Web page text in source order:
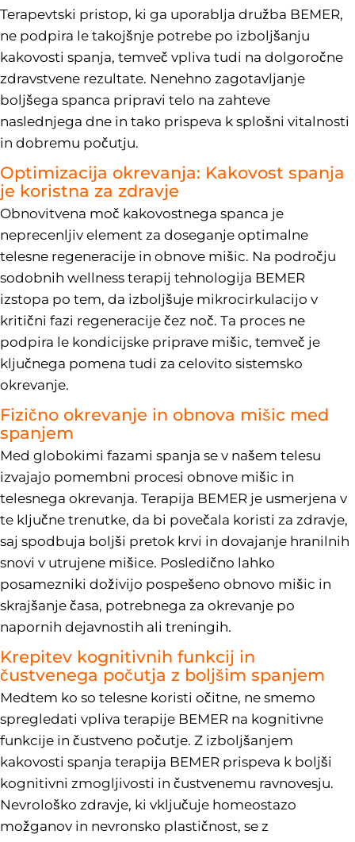
Terapevtski pristop, ki ga uporablja družba BEMER,
ne podpira le takojšnje potrebe po izboljšanju
kakovosti spanja, temveč vpliva tudi na dolgoročne
zdravstvene rezultate. Nenehno zagotavljanje
boljšega spanca pripravi telo na zahteve
naslednjega dne in tako prispeva k splošni vitalnosti
in dobremu počutju.
Optimizacija okrevanja: Kakovost spanja
je koristna za zdravje
Obnovitvena moč kakovostnega spanca je
neprecenljiv element za doseganje optimalne
telesne regeneracije in obnove mišic. Na področju
sodobnih wellness terapij tehnologija BEMER
izstopa po tem, da izboljšuje mikrocirkulacijo v
kritični fazi regeneracije čez noč. Ta proces ne
podpira le kondicijske priprave mišic, temveč je
ključnega pomena tudi za celovito sistemsko
okrevanje.
Fizično okrevanje in obnova mišic med
spanjem
Med globokimi fazami spanja se v našem telesu
izvajajo pomembni procesi obnove mišic in
telesnega okrevanja. Terapija BEMER je usmerjena v
te ključne trenutke, da bi povečala koristi za zdravje,
saj spodbuja boljši pretok krvi in dovajanje hranilnih
snovi v utrujene mišice. Posledično lahko
posamezniki doživijo pospešeno obnovo mišic in
skrajšanje časa, potrebnega za okrevanje po
napornih dejavnostih ali treningih.
Krepitev kognitivnih funkcij in
čustvenega počutja z boljšim spanjem
Medtem ko so telesne koristi očitne, ne smemo
spregledati vpliva terapije BEMER na kognitivne
funkcije in čustveno počutje. Z izboljšanjem
kakovosti spanja terapija BEMER prispeva k boljši
kognitivni zmogljivosti in čustvenemu ravnovesju.
Nevrološko zdravje, ki vključuje homeostazo
možganov in nevronsko plastičnost, se z